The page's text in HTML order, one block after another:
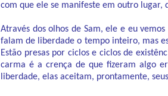
com que ele se manifeste em outro lugar,
Através dos olhos de Sam, ele e eu
falam de liberdade o tempo inteiro, mas
Estão presas por ciclos e ciclos de
carma é a crença de que fizeram algo
liberdade, elas aceitam, prontamente,